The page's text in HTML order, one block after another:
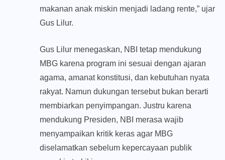
makanan anak miskin menjadi ladang rente,” ujar
Gus Lilur.
Gus Lilur menegaskan, NBI tetap mendukung
MBG karena program ini sesuai dengan ajaran
agama, amanat konstitusi, dan kebutuhan nyata
rakyat. Namun dukungan tersebut bukan berarti
membiarkan penyimpangan. Justru karena
mendukung Presiden, NBI merasa wajib
menyampaikan kritik keras agar MBG
diselamatkan sebelum kepercayaan publik